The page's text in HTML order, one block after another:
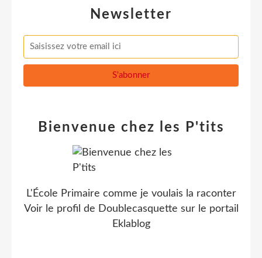
Newsletter
Bienvenue chez les P'tits
L'École Primaire comme je voulais la raconter
Voir le profil de Doublecasquette sur le portail
Eklablog